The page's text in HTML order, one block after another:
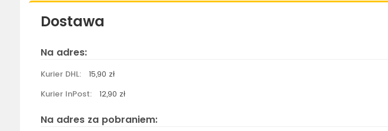
Dostawa
Na adres:
Kurier DHL: 15,90 zł
Kurier InPost:
12,90 zł
Na adres za pobraniem: